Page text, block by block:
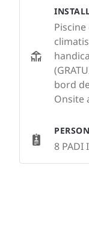
bord
Onsite
8